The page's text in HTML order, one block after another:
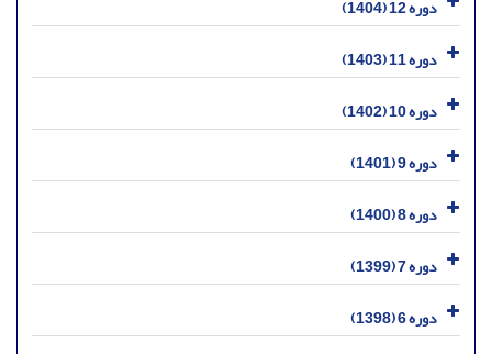
دوره 12 (1404)
دوره 11 (1403)
دوره 10 (1402)
دوره 9 (1401)
دوره 8 (1400)
دوره 7 (1399)
دوره 6 (1398)